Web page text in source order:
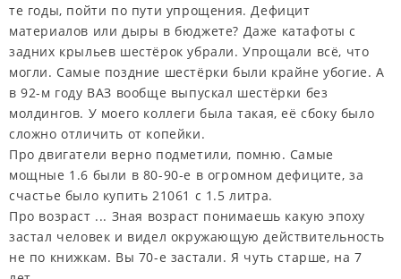
те годы, пойти по пути упрощения. Дефицит
материалов или дыры в бюджете? Даже катафоты с
задних крыльев шестёрок убрали. Упрощали всё, что
могли. Самые поздние шестёрки были крайне убогие. А
в 92-м году ВАЗ вообще выпускал шестёрки без
молдингов. У моего коллеги была такая, её сбоку было
сложно отличить от копейки.
Про двигатели верно подметили, помню. Самые
мощные 1.6 были в 80-90-е в огромном дефиците, за
счастье было купить 21061 с 1.5 литра.
Про возраст ... Зная возраст понимаешь какую эпоху
застал человек и видел окружающую действительность
не по книжкам. Вы 70-е застали. Я чуть старше, на 7